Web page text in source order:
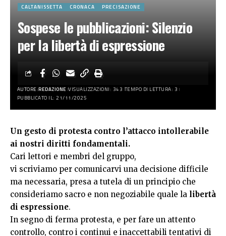
CALTANISSETTA CRONACA PRECISAZIONE
Sospese le pubblicazioni: Silenzio
per la libertà di espressione
AUTORE:REDAZIONE VISUALIZZAZIONI: 343 TEMPO DI LETTURA: 3
PUBBLICATO IL: 21/11/2025
Un gesto di protesta contro l’attacco intollerabile
ai nostri diritti fondamentali.
Cari lettori e membri del gruppo,
vi scriviamo per comunicarvi una decisione difficile
ma necessaria, presa a tutela di un principio che
consideriamo sacro e non negoziabile quale la libertà
di espressione.
In segno di ferma protesta, e per fare un attento
controllo, contro i continui e inaccettabili tentativi di